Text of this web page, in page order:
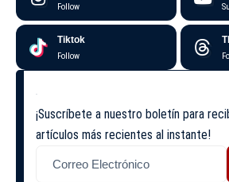
Follow
Tiktok
Follow
¡Suscríbete a nuestro boletín para
artículos más recientes al instante!